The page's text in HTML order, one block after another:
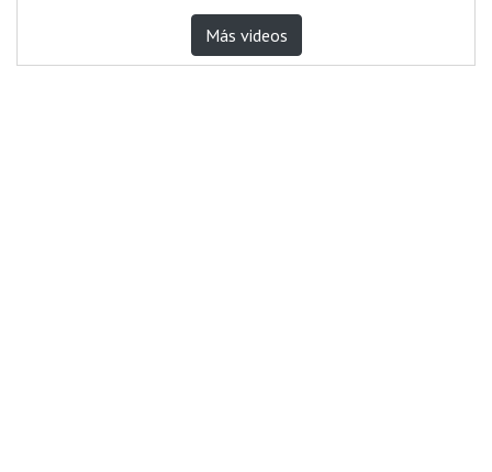
Más videos